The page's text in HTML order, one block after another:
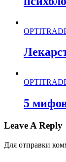
5
Leave A Reply
Для отправки